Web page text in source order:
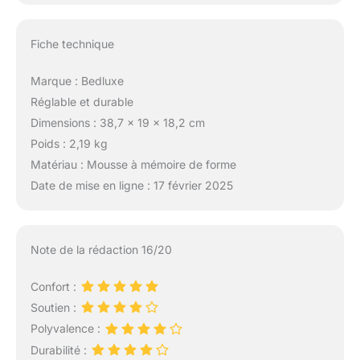
triangulaire s'étendre
pendant 12 à 24 heures
après réception. Le
heures assure un
housse amovible.
Fiche technique
Marque : Bedluxe
Réglable et durable
Dimensions : 38,7 x 19 x 18,2 cm
Poids : 2,19 kg
Matériau : Mousse à mémoire de forme
Date de mise en ligne : 17 février 2025
Note de la rédaction 16/20
Confort :
Soutien :
Polyvalence :
Durabilité :